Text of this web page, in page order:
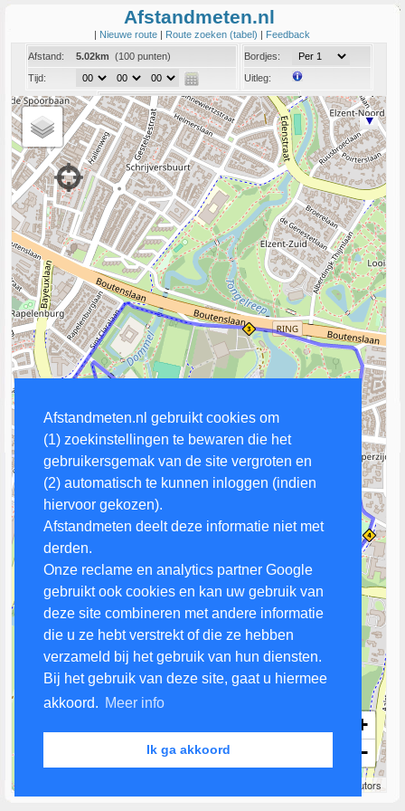
Afstandmeten.nl gebruikt cookies om
(1) zoekinstellingen te bewaren die het
gebruikersgemak van de site vergroten en
(2) automatisch te kunnen inloggen (indien
hiervoor gekozen).
Afstandmeten deelt deze informatie niet met
derden.
Onze reclame en analytics partner Google
gebruikt ook cookies en kan uw gebruik van
deze site combineren met andere informatie
die u ze hebt verstrekt of die ze hebben
verzameld bij het gebruik van hun diensten.
Bij het gebruik van deze site, gaat u hiermee
akkoord. Meer info
Ik ga akkoord
Afstandmeten.nl
| Nieuwe route | Route zoeken (tabel) | Feedback
Afstand:
5.02km (100 punten)
Tijd:
Bordjes:
Uitleg:
Coord:
Info:Link naar deze route
+
−
contributors